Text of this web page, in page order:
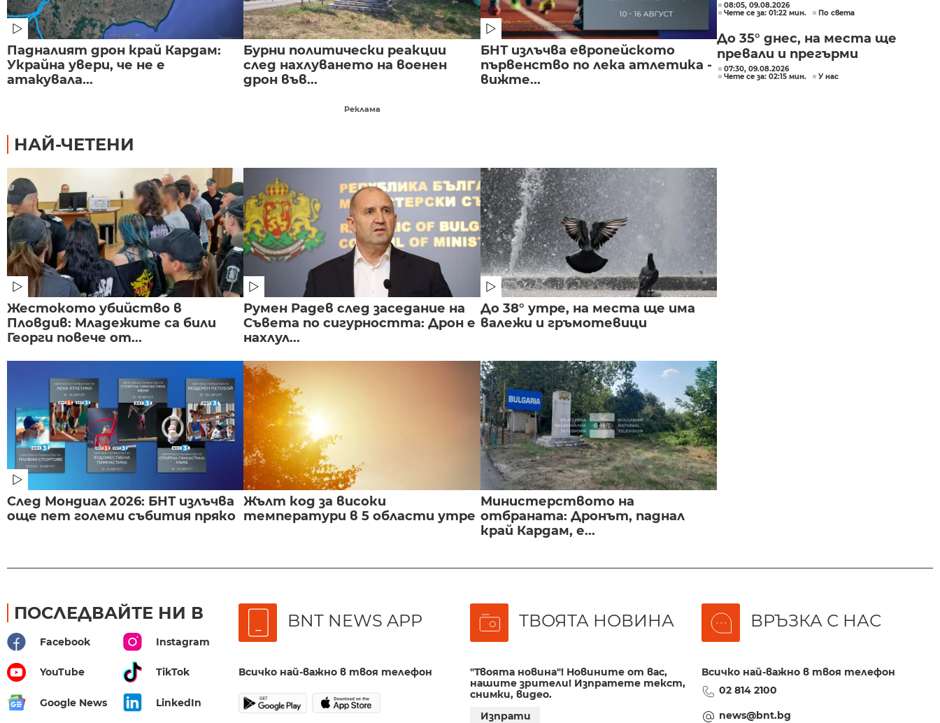
Падналият дрон край Кардам:
Украйна увери, че не е
атакувала...
Бурни политически реакции
след нахлуването на военен
дрон във...
БНТ излъчва европейското
първенство по лека атлетика -
вижте...
Реклама
НАЙ-ЧЕТЕНИ
Жестокото убийство в
Пловдив: Младежите са били
Георги повече от...
Румен Радев след заседание на
Съвета по сигурността: Дрон е
нахлул...
До 38° утре, на места ще има
валежи и гръмотевици
След Мондиал 2026: БНТ излъчва
още пет големи събития пряко
Жълт код за високи
температури в 5 области утре
Министерството на
отбраната: Дронът, паднал
край Кардам, е...
08:05, 09.08.2026
Чете се за: 01:22 мин.
По света
До 35° днес, на места ще
превали и прегърми
07:30, 09.08.2026
Чете се за: 02:15 мин.
У нас
ПОСЛЕДВАЙТЕ НИ В
Facebook Instagram
YouTube TikTok
Google News LinkedIn
BNT NEWS APP
Всичко най-важно в твоя телефон
ТВОЯТА НОВИНА
"Твоята новина"! Новините от вас,
нашите зрители! Изпратете текст,
снимки, видео.
Изпрати
ВРЪЗКА С НАС
Всичко най-важно в твоя телефон
02 814 2100
news@bnt.bg